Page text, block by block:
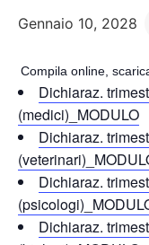
Gennaio 10, 2028
Compila online,
Dichiaraz.
(medici)_MODULO
Dichiaraz.
Dichiaraz.
Dichiaraz.